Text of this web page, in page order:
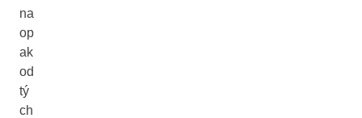
na
op
ak
od
tý
ch